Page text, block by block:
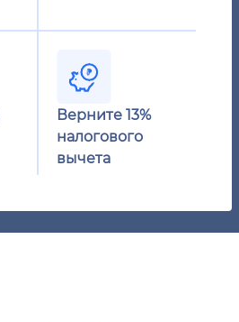
Верните 13%
налогового
вычета